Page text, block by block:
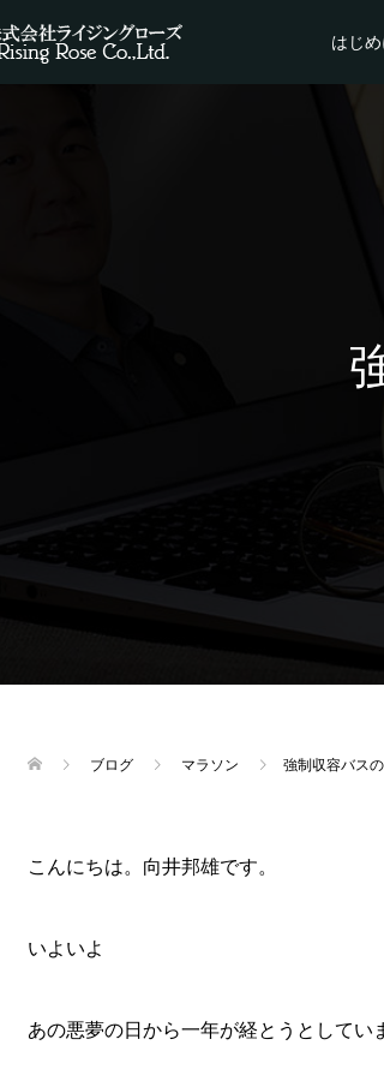
はじめ
ブログ マラソン 強制収容バス
こんにちは。向井邦雄です。
いよいよ
あの悪夢の日から一年が経とうとしてい